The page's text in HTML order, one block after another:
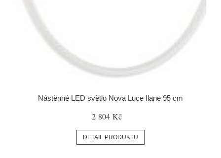
Nástěnné LED světlo Nova Luce Ilane 95 cm
2 804 Kč
DETAIL PRODUKTU